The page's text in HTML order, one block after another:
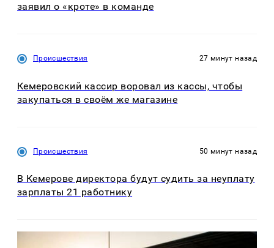
заявил о «кроте» в команде
Происшествия 27 минут назад
Кемеровский кассир воровал из кассы, чтобы
закупаться в своём же магазине
Происшествия 50 минут назад
В Кемерове директора будут судить за неуплату
зарплаты 21 работнику